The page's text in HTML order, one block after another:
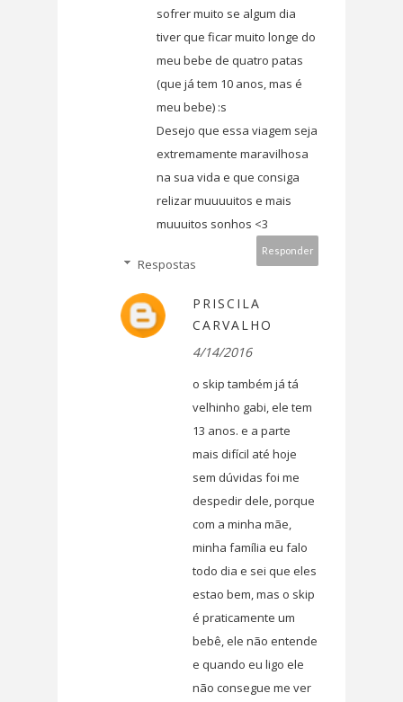
sofrer muito se algum dia
tiver que ficar muito longe do
meu bebe de quatro patas
(que já tem 10 anos, mas é
meu bebe) :s
Desejo que essa viagem seja
extremamente maravilhosa
na sua vida e que consiga
relizar muuuuitos e mais
muuuitos sonhos <3
Responder
Respostas
PRISCILA
CARVALHO
4/14/2016
o skip também já tá
velhinho gabi, ele tem
13 anos. e a parte
mais difícil até hoje
sem dúvidas foi me
despedir dele, porque
com a minha mãe,
minha família eu falo
todo dia e sei que eles
estao bem, mas o skip
é praticamente um
bebê, ele não entende
e quando eu ligo ele
não consegue me ver